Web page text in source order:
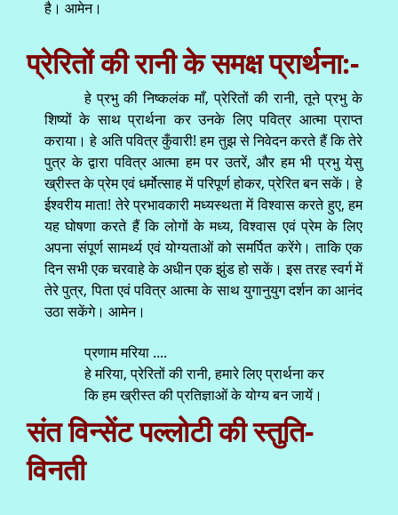
है। आमेन।
प्रेरितों की रानी के समक्ष प्रार्थना:-
हे प्रभु की निष्कलंक माँ, प्रेरितों की रानी, तूने प्रभु के
शिष्यों के साथ प्रार्थना कर उनके लिए पवित्र आत्मा प्राप्त
कराया। हे अति पवित्र कुँवारी! हम तुझ से निवेदन करते हैं कि तेरे
पुत्र के द्वारा पवित्र आत्मा हम पर उतरें, और हम भी प्रभु येसु
ख्रीस्त के प्रेम एवं धर्मोत्साह में परिपूर्ण होकर, प्रेरित बन सकें। हे
ईश्वरीय माता! तेरे प्रभावकारी मध्यस्थता में विश्वास करते हुए, हम
यह घोषणा करते हैं कि लोगों के मध्य, विश्वास एवं प्रेम के लिए
अपना संपूर्ण सामर्थ्य एवं योग्यताओं को समर्पित करेंगे। ताकि एक
दिन सभी एक चरवाहे के अधीन एक झुंड हो सकें। इस तरह स्वर्ग में
तेरे पुत्र, पिता एवं पवित्र आत्मा के साथ युगानुयुग दर्शन का आनंद
उठा सकेंगे। आमेन।
प्रणाम मरिया ....
हे मरिया, प्रेरितों की रानी, हमारे लिए प्रार्थना कर
कि हम ख्रीस्त की प्रतिज्ञाओं के योग्य बन जायें।
संत विन्सेंट पल्लोटी की स्तुति-
विनती